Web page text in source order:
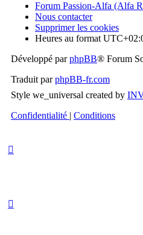
Forum Passion-Alfa (Alfa
Nous contacter
Supprimer les cookies
Heures au format
Développé parphpBB® Forum
Traduit parphpBB-fr.com
Style we_universal created by
Confidentialité | Conditions